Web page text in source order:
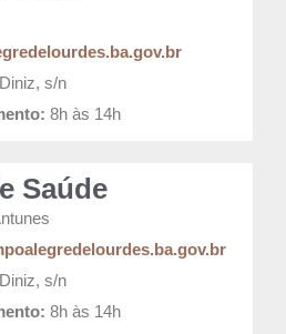
s/n
8h às 14h
Saúde
s/n
8h às 14h